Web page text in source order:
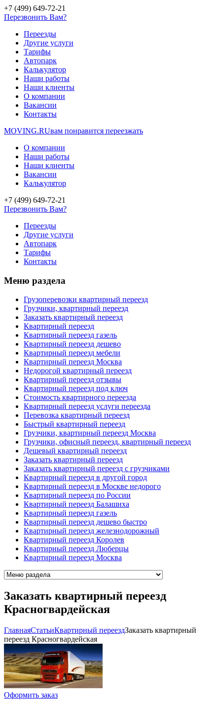
+7 (499) 649-72-21
Перезвонить Вам?
Переезды
Другие услуги
Тарифы
Автопарк
Калькулятор
Наши работы
Наши клиенты
О компании
Вакансии
Контакты
MOVING.RUвам понравится переезжать
О компании
Наши работы
Наши клиенты
Вакансии
Калькулятор
+7 (499) 649-72-21
Перезвонить Вам?
Переезды
Другие услуги
Автопарк
Тарифы
Контакты
Меню раздела
Грузоперевозки квартирный переезд
Грузчики, квартирный переезд
Заказать квартирный переезд
Квартирный переезд
Квартирный переезд газель
Квартирный переезд дешево
Квартирный переезд мебели
Квартирный переезд Москва
Недорогой квартирный переезд
Квартирный переезд отзывы
Квартирный переезд под ключ
Стоимость квартирного переезда
Квартирный переезд услуги переезда
Перевозка квартирный переезд
Быстрый квартирный переезд
Грузчики, квартирный переезд Москва
Грузчики, офисный переезд, квартирный переезд
Дешевый квартирный переезд
Заказать квартирный переезд
Заказать квартирный переезд с грузчиками
Квартирный переезд в другой город
Квартирный переезд в Москве недорого
Квартирный переезд по России
Квартирный переезд Балашиха
Квартирный переезд газель
Квартирный переезд дешево быстро
Квартирный переезд железнодорожный
Квартирный переезд Королев
Квартирный переезд Люберцы
Квартирный переезд Москва
Заказать квартирный переезд
Красногвардейская
ГлавнаяCтатьиКвартирный переездЗаказать квартирный
переезд Красногвардейская
Оформить заказ